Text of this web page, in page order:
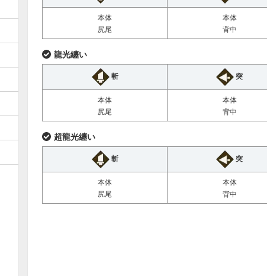
本体
尻尾
本体
背中
龍光纏い
斬 突
本体
尻尾
本体
背中
超龍光纏い
斬 突
本体
尻尾
本体
背中